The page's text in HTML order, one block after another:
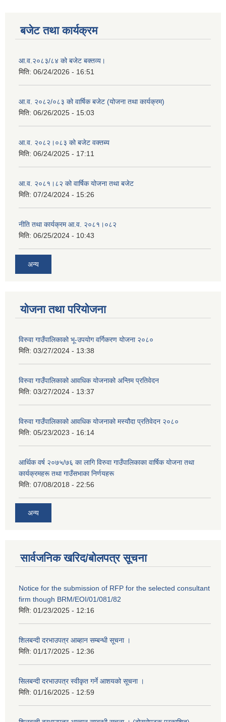
बजेट तथा कार्यक्रम
आ.व.२०८३/८४ को बजेट बक्तव्य।
मिति: 06/24/2026 - 16:51
आ.व. २०८२/०८३ को वार्षिक बजेट (योजना तथा कार्यक्रम)
मिति: 06/26/2025 - 15:03
आ.व. २०८२।०८३ को बजेट वक्तब्य
मिति: 06/24/2025 - 17:11
आ.व. २०८१।८२ को वार्षिक योजना तथा बजेट
मिति: 07/24/2024 - 15:26
नीति तथा कार्यक्रम आ.व. २०८१।०८२
मिति: 06/25/2024 - 10:43
अन्य
योजना तथा परियोजना
विरुवा गाउँपालिकाको भू-उपयोग वर्गिकरण योजना २०८०
मिति: 03/27/2024 - 13:38
विरुवा गाउँपालिकाको आवधिक योजनाको अन्तिम प्रतिवेदन
मिति: 03/27/2024 - 13:37
विरुवा गाउँपालिकाको आवधिक योजनाको मस्यौदा प्रतिवेदन २०८०
मिति: 05/23/2023 - 16:14
आर्थिक वर्ष २०७५/७६ का लागि विरुवा गाउँपालिकाका वार्षिक योजना तथा
कार्यक्रमहरू तथा गाउँसभाका निर्णयहरू
मिति: 07/08/2018 - 22:56
अन्य
सार्वजनिक खरिद/बोलपत्र सूचना
Notice for the submission of RFP for the selected consultant
firm though BRM/EOI/01/081/82
मिति: 01/23/2025 - 12:16
शिलबन्दी दरभाउपत्र आब्हान सम्बन्धी सूचना ।
मिति: 01/17/2025 - 12:36
सिलबन्दी दरभाउपत्र स्वीकृत गर्ने आशयको सूचना ।
मिति: 01/16/2025 - 12:59